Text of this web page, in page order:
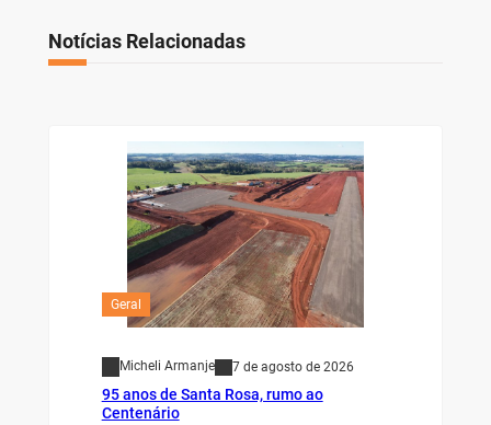
Notícias Relacionadas
Geral
Micheli Armanje 7 de agosto de 2026
95 anos de Santa Rosa, rumo ao
Centenário